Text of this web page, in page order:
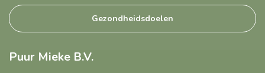
Gezondheidsdoelen
Puur Mieke B.V.